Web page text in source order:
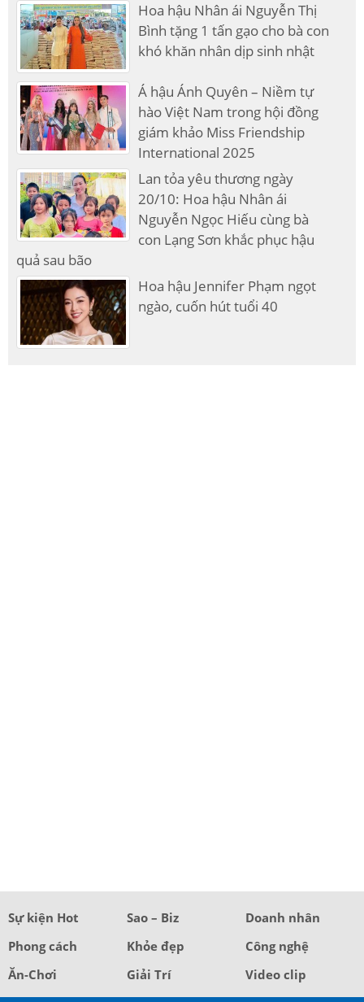
Hoa hậu Nhân ái Nguyễn Thị
Bình tặng 1 tấn gạo cho bà con
khó khăn nhân dịp sinh nhật
Á hậu Ánh Quyên – Niềm tự
hào Việt Nam trong hội đồng
giám khảo Miss Friendship
International 2025
Lan tỏa yêu thương ngày
20/10: Hoa hậu Nhân ái
Nguyễn Ngọc Hiếu cùng bà
con Lạng Sơn khắc phục hậu
quả sau bão
Hoa hậu Jennifer Phạm ngọt
ngào, cuốn hút tuổi 40
Sự kiện Hot Sao – Biz
Doanh nhân
Phong cách
Khỏe đẹp
Công nghệ
Ăn-Chơi
Giải Trí Video clip